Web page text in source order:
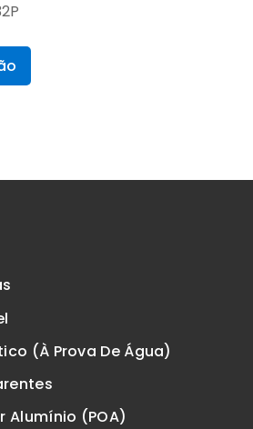
(à Prova De Água)
Alumínio (POA)